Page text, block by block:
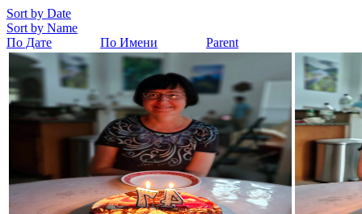
Sort by Date
Sort by Name
По Дате
По Имени Parent